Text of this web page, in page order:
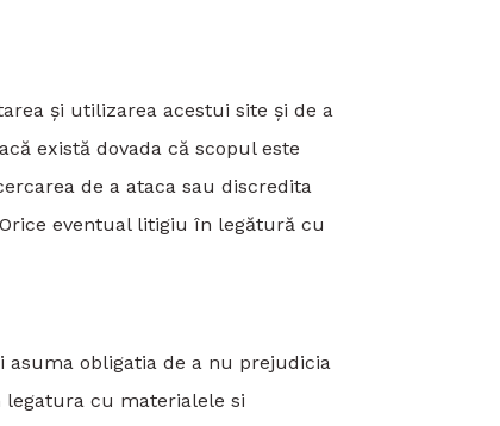
și utilizarea acestui site și de a
există dovada că scopul este
de a ataca sau discredita
eventual litigiu în legătură cu
asuma obligatia de a nu prejudicia
cu materialele si